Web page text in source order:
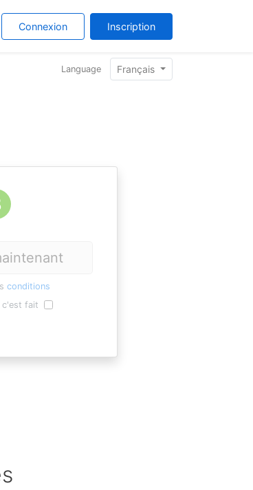
Connexion Inscription
Language Français
conditions
c'est fait